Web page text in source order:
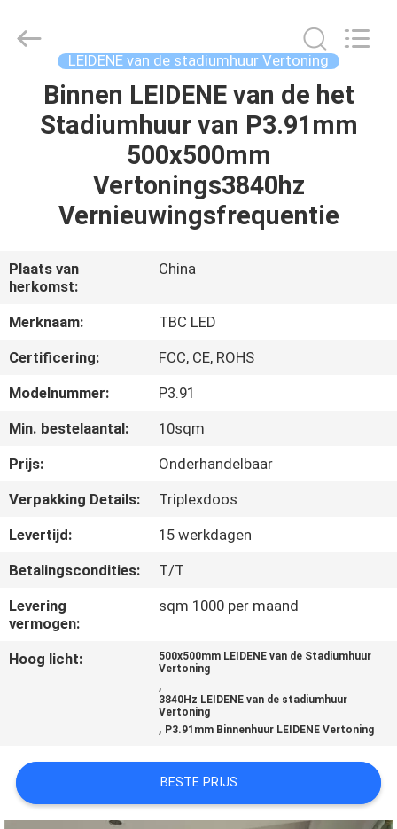
HUIS
PRODUCTEN
ONGEVEER
ONS
FABRIEKSREIS
KWALITEITSCONTROLE
NIEUWS
SITEMAP
PRIVACYBELEID
Limited.
LEIDENE van de stadiumhuur Vertoning
Binnen LEIDENE van de het
Stadiumhuur van P3.91mm
500x500mm
Vertonings3840hz
Vernieuwingsfrequentie
Plaats van
herkomst:
China
Merknaam:
TBC LED
Certificering:
FCC, CE, ROHS
Modelnummer:
P3.91
Min. bestelaantal:
10sqm
Prijs:
Onderhandelbaar
Verpakking Details:
Triplexdoos
Levertijd:
15 werkdagen
Betalingscondities:
T/T
Levering
vermogen:
sqm 1000 per maand
Hoog licht:
500x500mm LEIDENE van de Stadiumhuur
Vertoning
,
3840Hz LEIDENE van de stadiumhuur
Vertoning
, P3.91mm Binnenhuur LEIDENE Vertoning
BESTE PRIJS